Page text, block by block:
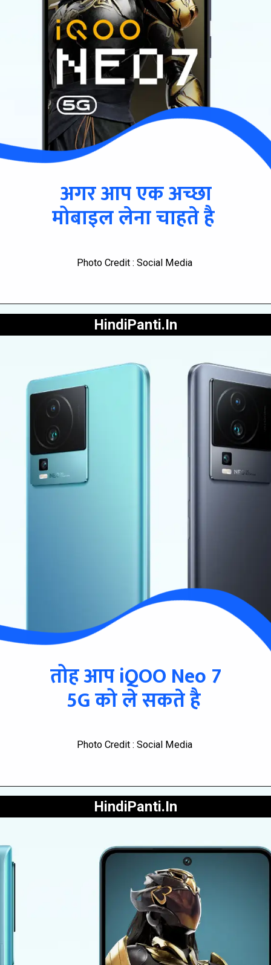
अगर आप एक अच्छा
मोबाइल लेना चाहते है
Photo Credit : Social Media
तोह आप iQOO Neo 7
5G को ले सकते है
HindiPanti.In
Photo Credit : Social Media
HindiPanti.In